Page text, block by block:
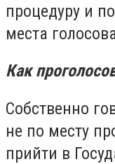
процедуру и
места
Как
Собственно
не по месту
прийти в